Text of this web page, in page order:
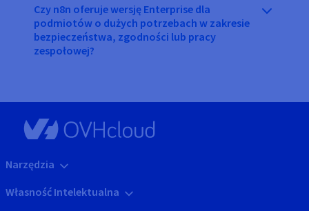
Czy n8n oferuje wersję Enterprise dla
podmiotów o dużych potrzebach w zakresie
bezpieczeństwa, zgodności lub pracy
zespołowej?
Narzędzia
Własność Intelektualna